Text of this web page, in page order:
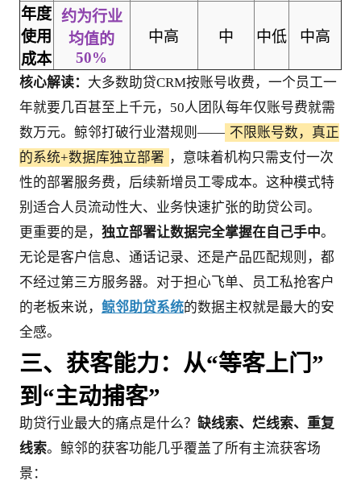
年度
使用
成本
约为行业
均值的
50%
中高 中 中低 中高
核心解读： 大多数助贷CRM按账号收费，一个员工一
年就要几百甚至上千元，50人团队每年仅账号费就需
数万元。鲸邻打破行业潜规则—— 不限账号数，真正
的系统+数据库独立部署 ，意味着机构只需支付一次
性的部署服务费，后续新增员工零成本。这种模式特
别适合人员流动性大、业务快速扩张的助贷公司。
更重要的是， 独立部署让数据完全掌握在自己手中。
无论是客户信息、通话记录、还是产品匹配规则，都
不经过第三方服务器。对于担心飞单、员工私抢客户
的老板来说， 鲸邻助贷系统的数据主权就是最大的安
全感。
三、获客能力：从“等客上门”
到“主动捕客”
助贷行业最大的痛点是什么？ 缺线索、烂线索、重复
线索。鲸邻的获客功能几乎覆盖了所有主流获客场
景：